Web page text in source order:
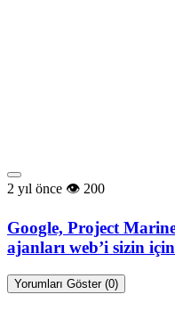
2 yıl önce 200
Google, Project
ajanları web’i sizin
Yorumları Göster (0)